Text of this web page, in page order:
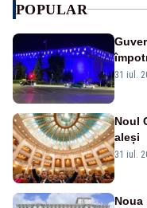
POPULAR
31 iul.
Noul
aleși
31 iul.
Noua